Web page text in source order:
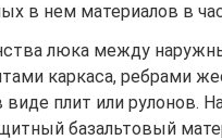
в нем материалов в
люка между
каркаса, ребрами
плит или рулонов.
базальтовый